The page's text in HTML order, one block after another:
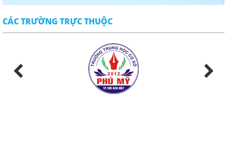
CÁC TRƯỜNG TRỰC THUỘC